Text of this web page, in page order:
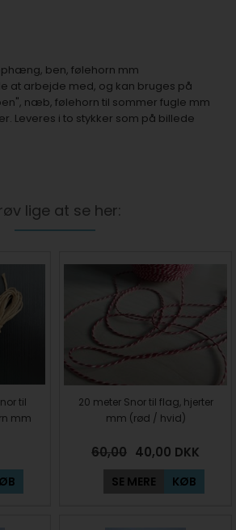
ben, følehorn mm
at arbejde med, og kan bruges på
næb, følehorn til sommer fugle mm
Leveres i to stykker som på billede
lige at se her:
til
mm
20 meter Snor til flag, hjerter
mm (rød / hvid)
60,00 40,00 DKK
SE MERE KØB